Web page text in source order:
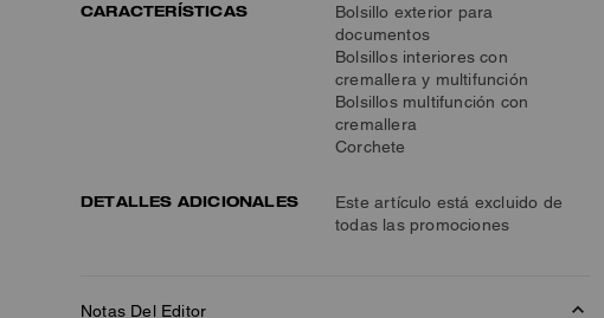
CARACTERÍSTICAS
Bolsillo exterior para
documentos
Bolsillos interiores con
cremallera y multifunción
Bolsillos multifunción con
cremallera
Corchete
DETALLES ADICIONALES
Este artículo está excluido de
todas las promociones
Notas Del Editor